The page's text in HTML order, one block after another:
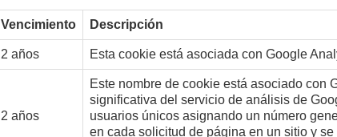
Vencimiento Descripción
2 años Esta cookie está asociada con Google
2 años
Este nombre de cookie está asociado con
significativa del servicio de análisis de
usuarios únicos asignando un número
en cada solicitud de página en un sitio y